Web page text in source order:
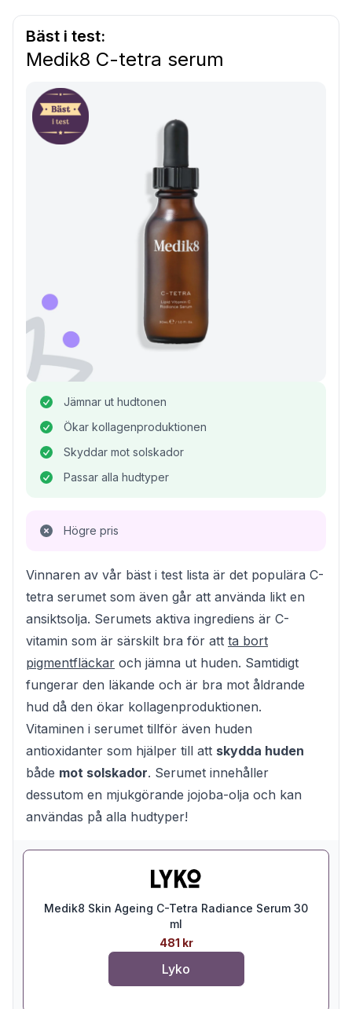
Bäst i test:
Medik8 C-tetra serum
Jämnar ut hudtonen
Ökar kollagenproduktionen
Skyddar mot solskador
Passar alla hudtyper
Högre pris
Vinnaren av vår bäst i test lista är det populära C-
tetra serumet som även går att använda likt en
ansiktsolja. Serumets aktiva ingrediens är C-
vitamin som är särskilt bra för att ta bort
pigmentfläckar och jämna ut huden. Samtidigt
fungerar den läkande och är bra mot åldrande
hud då den ökar kollagenproduktionen.
Vitaminen i serumet tillför även huden
antioxidanter som hjälper till att skydda huden
både mot solskador. Serumet innehåller
dessutom en mjukgörande jojoba-olja och kan
användas på alla hudtyper!
Medik8 Skin Ageing C-Tetra Radiance Serum 30
ml
481 kr
Lyko